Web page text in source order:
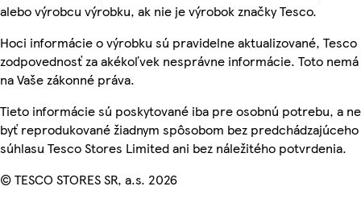
alebo výrobcu výrobku, ak nie je výrobok značky Tesco.
Hoci informácie o výrobku sú pravidelne aktualizované, Tesco
zodpovednosť za akékoľvek nesprávne informácie. Toto
na Vaše zákonné práva.
Tieto informácie sú poskytované iba pre osobnú potrebu, a
byť reprodukované žiadnym spôsobom bez predchádzajúceho
súhlasu Tesco Stores Limited ani bez náležitého potvrdenia.
© TESCO STORES SR, a.s. 2026